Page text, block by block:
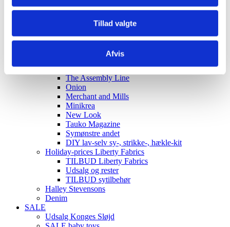
Tillad valgte
Afvis
Symønstre voksen
Symønstre nederdele
Symønstre overdele
Symønstre kjoler
Symønstre overtøj
Sybøger
The Assembly Line
Onion
Merchant and Mills
Minikrea
New Look
Tauko Magazine
Symønstre andet
DIY lav-selv sy-, strikke-, hækle-kit
Holiday-prices Liberty Fabrics
TILBUD Liberty Fabrics
Udsalg og rester
TILBUD sytilbehør
Halley Stevensons
Denim
SALE
Udsalg Konges Sløjd